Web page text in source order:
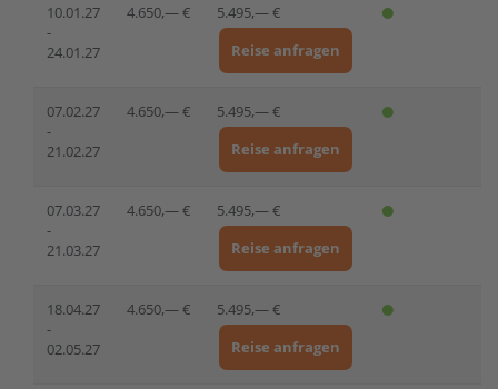
10.01.27
-
24.01.27
4.650,— €
5.495,— €
Reise anfragen
07.02.27
-
21.02.27
4.650,— €
5.495,— €
Reise anfragen
07.03.27
-
21.03.27
4.650,— €
5.495,— €
Reise anfragen
18.04.27
-
02.05.27
4.650,— €
5.495,— €
Reise anfragen